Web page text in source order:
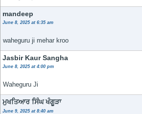
mandeep
June 8, 2025 at 6:35 am
waheguru ji mehar kroo
Jasbir Kaur Sangha
June 8, 2025 at 4:00 pm
Waheguru Ji
ਮੁਖਤਿਆਰ ਸਿੰਘ ਖੰਗੂੜਾ
June 9, 2025 at 8:40 am